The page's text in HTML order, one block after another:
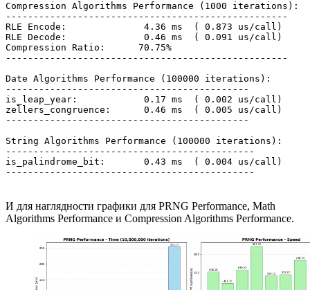
Compression Algorithms Performance (1000 iterations):
---------------------------------------------------
RLE Encode:              4.36 ms  ( 0.873 us/call)
RLE Decode:              0.46 ms  ( 0.091 us/call)
Compression Ratio:      70.75%
---------------------------------------------------
Date Algorithms Performance (100000 iterations):
--------------------------------------------
is_leap_year:            0.17 ms  ( 0.002 us/call)
zellers_congruence:      0.46 ms  ( 0.005 us/call)
--------------------------------------------
String Algorithms Performance (100000 iterations):
---------------------------------------------
is_palindrome_bit:       0.43 ms  ( 0.004 us/call)
И для наглядности графики для PRNG Performance, Math
Algorithms Performance и Compression Algorithms Performance.